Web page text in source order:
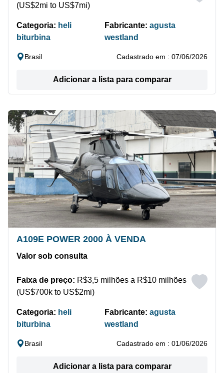
(US$2mi to US$7mi)
Categoria: heli
biturbina
Fabricante: agusta
westland
Brasil Cadastrado em : 07/06/2026
Adicionar a lista para comparar
A109E POWER 2000 À VENDA
Valor sob consulta
Faixa de preço: R$3,5 milhões a R$10 milhões
(US$700k to US$2mi)
Categoria: heli
biturbina
Fabricante: agusta
westland
Brasil Cadastrado em : 01/06/2026
Adicionar a lista para comparar